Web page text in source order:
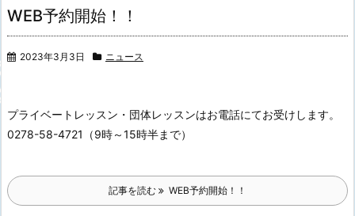
WEB予約開始！！
2023年3月3日 ニュース
プライベートレッスン・団体レッスンはお電話にてお受けします。
0278-58-4721
（9時～15時半まで）
記事を読む WEB予約開始！！